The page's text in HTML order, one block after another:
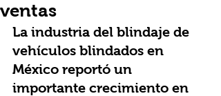
ventas
La industria del blindaje de
vehículos blindados en
México reportó un
importante crecimiento en